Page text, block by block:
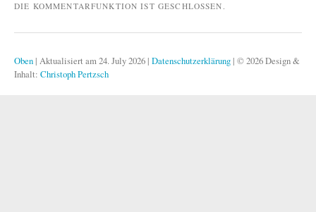
DIE KOMMENTARFUNKTION IST GESCHLOSSEN.
Oben | Aktualisiert am 24. July 2026 | Datenschutzerklärung | © 2026 Design &
Inhalt: Christoph Pertzsch